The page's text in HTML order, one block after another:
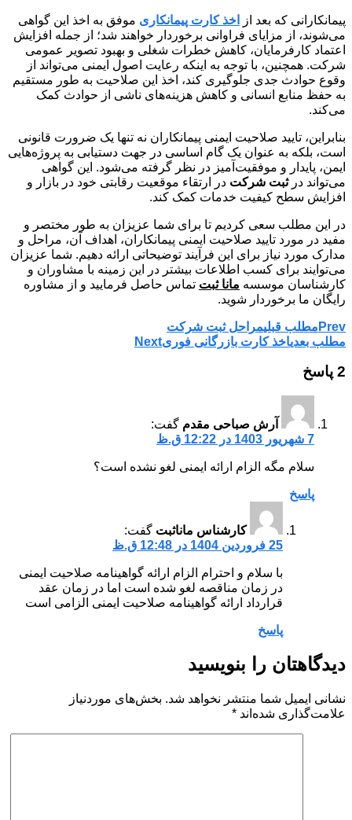
پیمانکارانی که بعد از اخذ کارت پیمانکاری موفق به اخذ این گواهی
می‌شوند، از مزایای فراوانی برخوردار خواهند شد؛ از جمله افزایش
اعتماد کارفرمایان، کاهش خطرات شغلی و بهبود تصویر عمومی
شرکت. همچنین، با توجه به اینکه رعایت اصول ایمنی می‌تواند از
وقوع حوادث جدی جلوگیری کند، اخذ این صلاحیت به طور مستقیم
به حفظ منابع انسانی و کاهش هزینه‌های ناشی از حوادث کمک
می‌کند.
بنابراین، تایید صلاحیت ایمنی پیمانکاران نه تنها یک ضرورت قانونی
است، بلکه به عنوان یک گام اساسی در جهت دستیابی به پروژه‌هایی
ایمن، پایدار و موفقیت‌آمیز در نظر گرفته می‌شود. این گواهی
می‌تواند درثبت شرکت‌ در ارتقاء موقعیت رقابتی خود در بازار و
افزایش سطح کیفیت خدمات کمک کند.
در این مطلب سعی کردیم تا برای شما عزیزان به طور مختصر و
مفید در مورد تایید صلاحیت ایمنی پیمانکاران، اهداف آن، مراحل و
مدارک مورد نیاز برای این فرآیند توضیحاتی ارائه دهیم. شما عزیزان
می‌توایند برای کسب اطلاعات بیشتر در این زمینه با مشاوران و
کارشناسان موسسه مانا ثبت تماس حاصل فرمایید و از مشاوره
رایگان ما برخوردار شوید.
Prev مطلب قبلیمراحل ثبت شرکت
مطلب بعدیاخذ کارت بازرگانی فوریNext
2 پاسخ
آرش صباحی مقدم گفت:
7 شهریور 1403 در 12:22 ق.ظ
سلام مگه الزام ارائه ایمنی لغو نشده است؟
پاسخ
کارشناس ماناثبت گفت:
25 فروردین 1404 در 12:48 ق.ظ
با سلام و احترام الزام ارائه گواهینامه صلاحیت ایمنی
در زمان مناقصه لغو شده است اما در زمان عقد
قرارداد ارائه گواهینامه صلاحیت ایمنی الزامی است
پاسخ
دیدگاهتان را بنویسید
نشانی ایمیل شما منتشر نخواهد شد. بخش‌های موردنیاز
علامت‌گذاری شده‌اند *